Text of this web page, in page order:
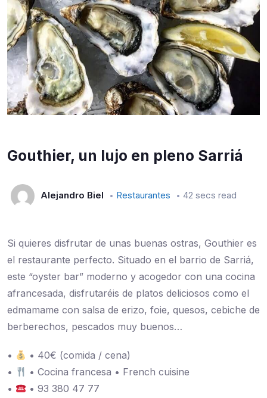
Gouthier, un lujo en pleno Sarriá
Alejandro Biel Restaurantes 42 secs read
Si quieres disfrutar de unas buenas ostras, Gouthier es
el restaurante perfecto. Situado en el barrio de Sarriá,
este “oyster bar” moderno y acogedor con una cocina
afrancesada, disfrutaréis de platos deliciosos como el
edmamame con salsa de erizo, foie, quesos, cebiche de
berberechos, pescados muy buenos…
•
• 40€ (comida / cena)
•
• Cocina francesa • French cuisine
•
• 93 380 47 77